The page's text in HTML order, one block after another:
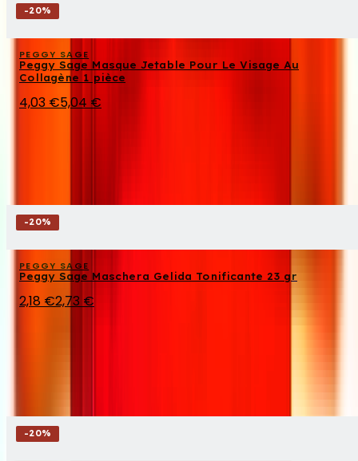
-20%
PEGGY SAGE
Peggy Sage Masque Jetable Pour Le Visage Au
Collagène 1 pièce
4,03 €5,04 €
-20%
PEGGY SAGE
Peggy Sage Maschera Gelida Tonificante 23 gr
2,18 €2,73 €
-20%